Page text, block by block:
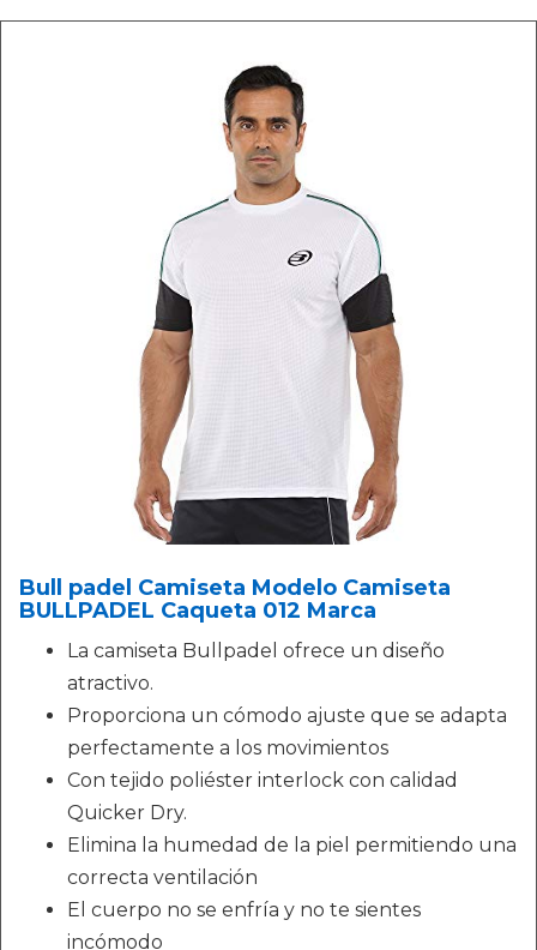
Bull padel Camiseta Modelo Camiseta
BULLPADEL Caqueta 012 Marca
La camiseta Bullpadel ofrece un diseño
atractivo.
Proporciona un cómodo ajuste que se adapta
perfectamente a los movimientos
Con tejido poliéster interlock con calidad
Quicker Dry.
Elimina la humedad de la piel permitiendo una
correcta ventilación
El cuerpo no se enfría y no te sientes
incómodo